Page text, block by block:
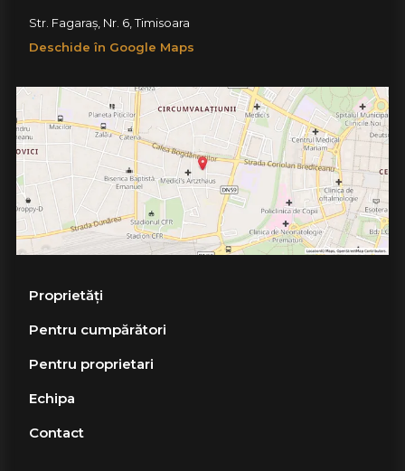
Str. Fagaraș, Nr. 6, Timisoara
Deschide în Google Maps
Proprietăți
Pentru cumpărători
Pentru proprietari
Echipa
Contact